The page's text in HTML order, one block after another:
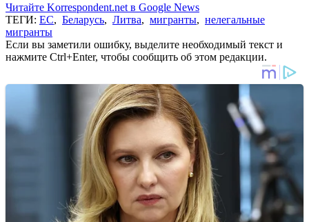
Читайте Korrespondent.net в Google News
ТЕГИ: ЕС, Беларусь, Литва, мигранты, нелегальные
мигранты
Если вы заметили ошибку, выделите необходимый текст и
нажмите Ctrl+Enter, чтобы сообщить об этом редакции.